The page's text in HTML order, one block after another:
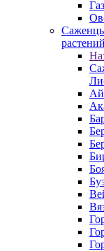
растений